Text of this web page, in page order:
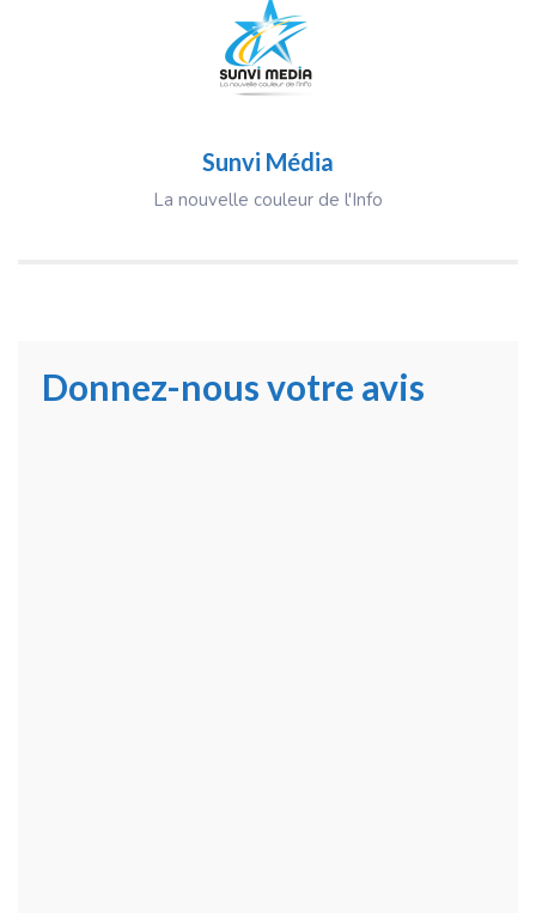
Sunvi Média
La nouvelle couleur de l'Info
Donnez-nous votre avis